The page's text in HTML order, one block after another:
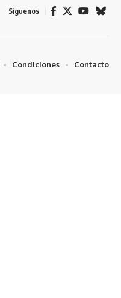
Síguenos
Condiciones Contacto